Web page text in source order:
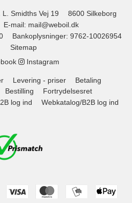
L. Smidths Vej 19
8600 Silkeborg
E-mail: mail@weboil.dk
Bankoplysninger: 9762-10026954
Sitemap
Instagram
Levering - priser
Betaling
Bestilling
Fortrydelsesret
log ind
Webkatalog/B2B log ind